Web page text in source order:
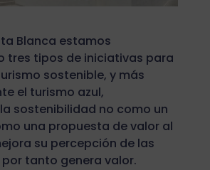
Blanca estamos
tres tipos de iniciativas para
sostenible, y más
el turismo azul,
sostenibilidad no como un
una propuesta de valor al
su percepción de las
tanto genera valor.